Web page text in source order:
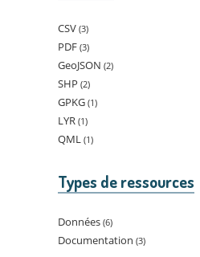
CSV 3
PDF 3
GeoJSON 2
SHP 2
GPKG 1
LYR 1
QML 1
Types de ressources
Données 6
Documentation 3